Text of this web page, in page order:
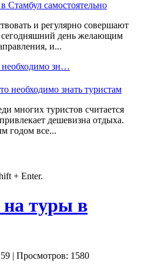
и регулярно совершают
сегодняшний день желающим
и...
зн…
многих туристов считается
дешевизна отдыха.
годом все...
+ Enter.
туры в
| Просмотров: 1580